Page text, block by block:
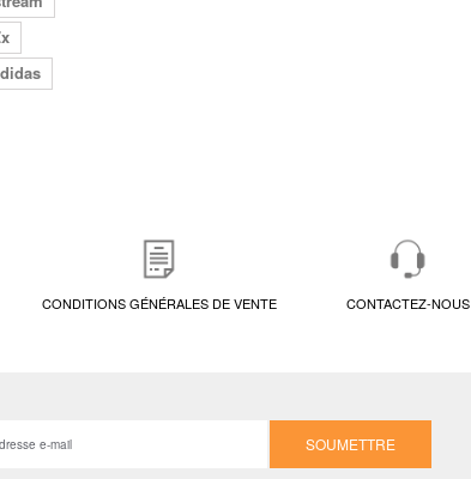
CONDITIONS GÉNÉRALES DE VENTE CONTACTEZ-NOUS
SOUMETTRE